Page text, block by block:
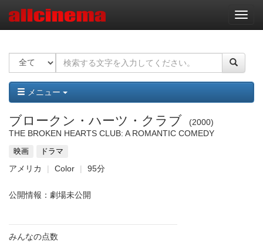
ナ
ビ
ー
ョ
ン
メニュー
ブロークン・ハーツ・クラブ
2000
THE BROKEN HEARTS CLUB: A ROMANTIC COMEDY
映画 ドラマ
アメリカ Color 95分
公開情報：劇場未公開
みんなの点数